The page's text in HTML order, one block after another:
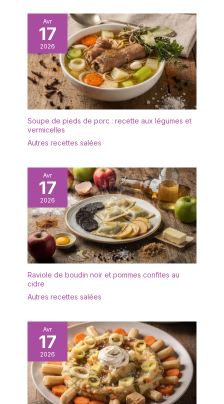
sûrs pour un usage
quotidien. Meilleur
cadeau : cadeau idéal
parfait pour les mariages,
la Saint-Valentin, les
événements avec
traiteur, les fêtes, les
réunions de famille, la
restauration haut de
thème ou le dîner à la
la fête des mères ou le
dîner à la maison, et bien
plus encore. C'est aussi
un cadeau parfait pour
votre nouvelle maison.
Passe au lave-vaisselle
et facile à nettoyer : il
s'agit d'une vaisselle
réutilisable respectueuse
de l'environnement,
durable et saine pour un
essuyer et sécher
complètement avant
rangement Design
élégant: Service de table
Signature Fauchon
composé de 12 pièces
spécialement conçues
pour le service du
poisson Usage
polyvalent: Ensemble de
couverts adapté pour
Avr
17
2026
Soupe de pieds de porc : recette aux légumes et
vermicelles
Autres recettes salées
Avr
17
2026
Raviole de boudin noir et pommes confites au
cidre
Autres recettes salées
Avr
17
2026